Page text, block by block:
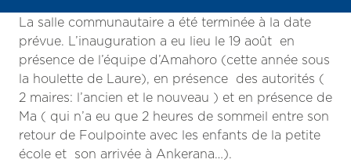
La salle communautaire a été terminée à la date
prévue. L’inauguration a eu lieu le 19 août en
présence de l’équipe d’Amahoro (cette année sous
la houlette de Laure), en présence des autorités (
2 maires: l’ancien et le nouveau ) et en présence de
Ma ( qui n’a eu que 2 heures de sommeil entre son
retour de Foulpointe avec les enfants de la petite
école et son arrivée à Ankerana…).